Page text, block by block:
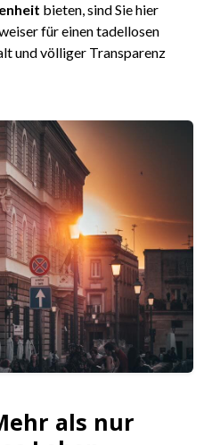
bieten, sind Sie hier
für einen tadellosen
und völliger Transparenz
als nur